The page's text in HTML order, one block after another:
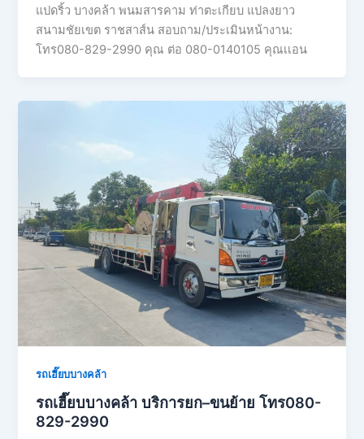
แปดริ้ว บางคล้า พนมสารคาม ท่าตะเกียบ แปลงยาว
สนามชัยเขต ราชสาส์น สอบถาม/ประเมินหน้างาน:
โทร080-829-2990 คุณ ต่อ 080-0140105 คุณเเอน
รถเฮี๊ยบบางคล้า
รถเฮี๊ยบบางคล้า บริการยก–ขนย้าย โทร080-
829-2990